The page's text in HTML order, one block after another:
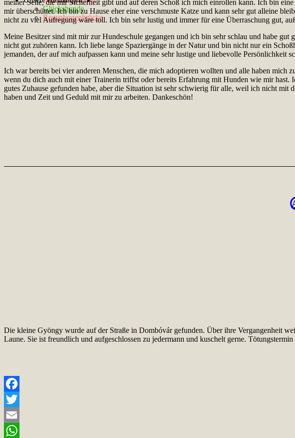
Glückshunde
Regenbogenbrücke
meiner Seite, die mir Sicherheit gibt und auf deren Schoß ich mich einrollen kann. Ich bin
mir überschüttet. Ich bin zu Hause eher eine verschmuste Katze und kann sehr gut alleine
nicht zu viel Aufregung wäre toll. Ich bin sehr lustig und immer für eine Überraschung gut,
Meine Besitzer sind mit mir zur Hundeschule gegangen und ich bin sehr schlau und habe
nicht gut zuhören kann. Ich liebe lange Spaziergänge in der Natur und bin nicht nur ein
jemanden, der auf mich aufpassen kann und meine sehr lustige und liebevolle Persönlichkeit
Ich war bereits bei vier anderen Menschen, die mich adoptieren wollten und alle haben mich
wenn du dich auch mit einer Trainerin triffst oder bereits Erfahrung mit Hunden wie mir
gutes Zuhause gefunden habe, aber die Situation ist sehr schwierig für alle, weil ich nicht
haben und Zeit und Geduld mit mir zu arbeiten. Dankeschön!
Die kleine Gyöngy wurde auf der Straße in Dombóvár gefunden. Über ihre Vergangenheit
Laune. Sie ist freundlich und aufgeschlossen zu jedermann und kuschelt gerne.
Facebook
Twitter
Email